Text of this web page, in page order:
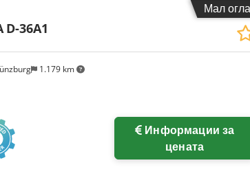
Мал
1.179 km
D-36A1
цената